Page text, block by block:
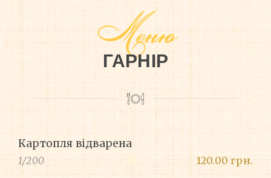
Меню
ГАРНІР
Картопля відварена
1/200 120.00 грн.